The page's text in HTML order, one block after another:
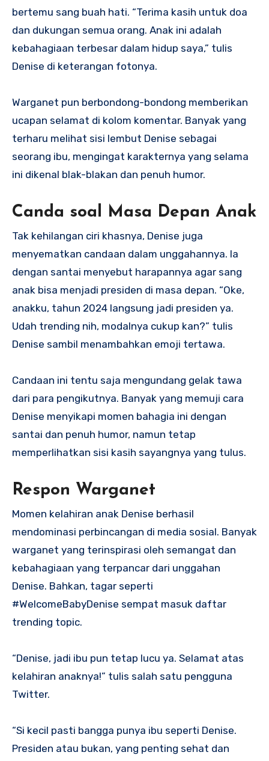
bertemu sang buah hati. “Terima kasih untuk doa
dan dukungan semua orang. Anak ini adalah
kebahagiaan terbesar dalam hidup saya,” tulis
Denise di keterangan fotonya.
Warganet pun berbondong-bondong memberikan
ucapan selamat di kolom komentar. Banyak yang
terharu melihat sisi lembut Denise sebagai
seorang ibu, mengingat karakternya yang selama
ini dikenal blak-blakan dan penuh humor.
Canda soal Masa Depan Anak
Tak kehilangan ciri khasnya, Denise juga
menyematkan candaan dalam unggahannya. Ia
dengan santai menyebut harapannya agar sang
anak bisa menjadi presiden di masa depan. “Oke,
anakku, tahun 2024 langsung jadi presiden ya.
Udah trending nih, modalnya cukup kan?” tulis
Denise sambil menambahkan emoji tertawa.
Candaan ini tentu saja mengundang gelak tawa
dari para pengikutnya. Banyak yang memuji cara
Denise menyikapi momen bahagia ini dengan
santai dan penuh humor, namun tetap
memperlihatkan sisi kasih sayangnya yang tulus.
Respon Warganet
Momen kelahiran anak Denise berhasil
mendominasi perbincangan di media sosial. Banyak
warganet yang terinspirasi oleh semangat dan
kebahagiaan yang terpancar dari unggahan
Denise. Bahkan, tagar seperti
#WelcomeBabyDenise sempat masuk daftar
trending topic.
“Denise, jadi ibu pun tetap lucu ya. Selamat atas
kelahiran anaknya!” tulis salah satu pengguna
Twitter.
“Si kecil pasti bangga punya ibu seperti Denise.
Presiden atau bukan, yang penting sehat dan